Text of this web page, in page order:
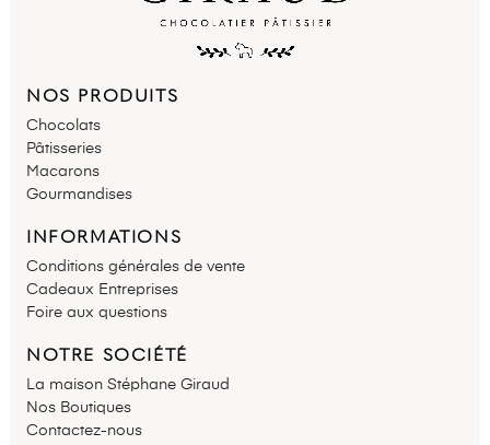
NOS PRODUITS
Chocolats
Pâtisseries
Macarons
Gourmandises
INFORMATIONS
Conditions générales de vente
Cadeaux Entreprises
Foire aux questions
NOTRE SOCIÉTÉ
La maison Stéphane Giraud
Nos Boutiques
Contactez-nous